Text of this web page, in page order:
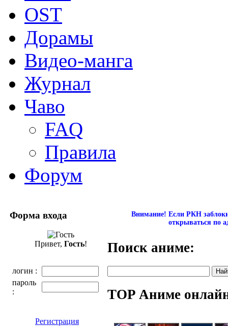
OST
Дорамы
Видео-манга
Журнал
Чаво
FAQ
Правила
Форум
Форма входа
Привет, Гость!
логин :
пароль
:
Регистрация
Внимание! Если РКН
открываться по
Поиск аниме:
TOP Аниме